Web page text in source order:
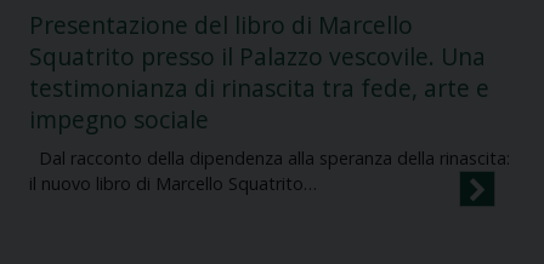
Presentazione del libro di Marcello
Squatrito presso il Palazzo vescovile. Una
testimonianza di rinascita tra fede, arte e
impegno sociale
Dal racconto della dipendenza alla speranza della rinascita:
il nuovo libro di Marcello Squatrito…